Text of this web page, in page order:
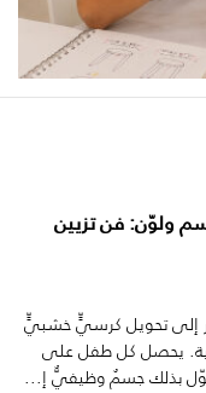
- 6 سنوات): ارسم ولوّن: فن تزيين
إلى تحويل كرسيٍّ خشبيٍّ
يحصل كل طفل على
بذلك جسمٌ وظيفيٌّ إ...